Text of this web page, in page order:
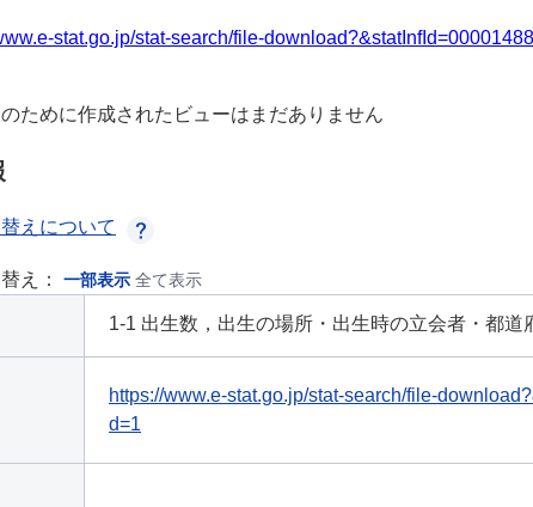
stat.go.jp/stat-search/file-
ために作成されたビューはまだありません
えについて
え： 一部表示 全て表示
1-1 出生数，出生の場所・出生時の立会者・都道
https://www.e-stat.go.jp/stat-search/file-
d=1